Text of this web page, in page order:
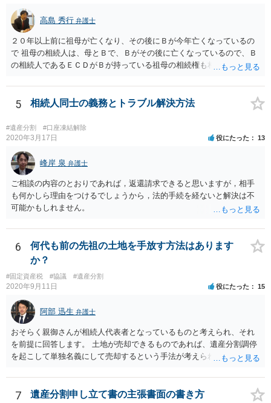
高島 秀行 弁護士
２０年以上前に祖母が亡くなり、その後にＢが今年亡くなっているの
で 祖母の相続人は、母とＢで、Ｂがその後に亡くなっているので、Ｂ
の相続人であるＥＣＤがＢが持っている祖母の相続権も相続すること
Ｅも行う必要があります。 Ｂの配偶者であるＥは常にＢの相続人とな
ります。
5 相続人同士の義務とトラブル解決方法
#遺産分割 #口座凍結解除
2020年3月17日 役にたった 13
峰岸 泉 弁護士
ご相談の内容のとおりであれば，返還請求できると思いますが，相手
も何かしら理由をつけるでしょうから，法的手続を経ないと解決は不
可能かもしれません。
6
何代も前の先祖の土地を手放す方法はあります
か？
#固定資産税 #協議 #遺産分割
2020年9月11日 役にたった 15
阿部 迅生 弁護士
おそらく親御さんが相続人代表者となっているものと考えられ、それ
を前提に回答します。 土地が売却できるものであれば、遺産分割調停
を起こして単独名義にして売却するという手法が考えられます。 相続
ではないです。問題は売却できる土地かどうかとどの程度で売却でき
るかになります。 売却できない又は売却できたとしてもわずかな金額
7 遺産分割申し立て書の主張書面の書き方